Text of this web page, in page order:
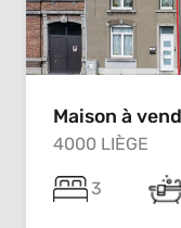
Maison à
4000 LIÈGE
3